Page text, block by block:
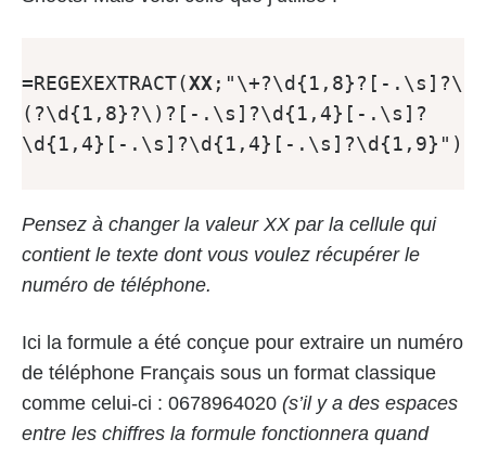
=REGEXEXTRACT(XX;"\+?\d{1,8}?[-.\s]?\
(?\d{1,8}?\)?[-.\s]?\d{1,4}[-.\s]?
\d{1,4}[-.\s]?\d{1,4}[-.\s]?\d{1,9}")
Pensez à changer la valeur XX par la cellule qui
contient le texte dont vous voulez récupérer le
numéro de téléphone.
Ici la formule a été conçue pour extraire un numéro
de téléphone Français sous un format classique
comme celui-ci : 0678964020 (s’il y a des espaces
entre les chiffres la formule fonctionnera quand